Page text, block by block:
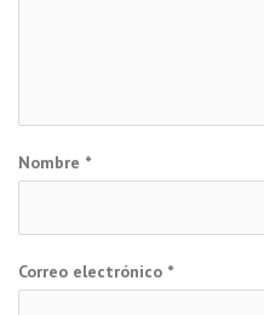
Nombre *
Correo electrónico *